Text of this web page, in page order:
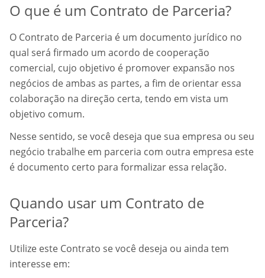
O que é um Contrato de Parceria?
O Contrato de Parceria é um documento jurídico no
qual será firmado um acordo de cooperação
comercial, cujo objetivo é promover expansão nos
negócios de ambas as partes, a fim de orientar essa
colaboração na direção certa, tendo em vista um
objetivo comum.
Nesse sentido, se você deseja que sua empresa ou seu
negócio trabalhe em parceria com outra empresa este
é documento certo para formalizar essa relação.
Quando usar um Contrato de
Parceria?
Utilize este Contrato se você deseja ou ainda tem
interesse em: